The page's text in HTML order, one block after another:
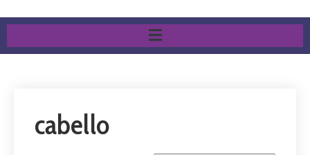
cabello